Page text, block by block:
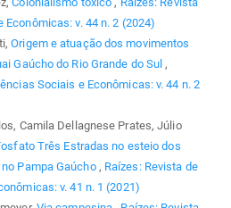
Econômicas: v. 44 n. 2 (2024)
Origem e atuação dos movimentos
Gaúcho do Rio Grande do Sul,
Sociais e Econômicas: v. 44 n. 2
Camila Dellagnese Prates, Júlio
Três Estradas no esteio dos
Pampa Gaúcho , Raízes: Revista de
v. 41 n. 1 (2021)